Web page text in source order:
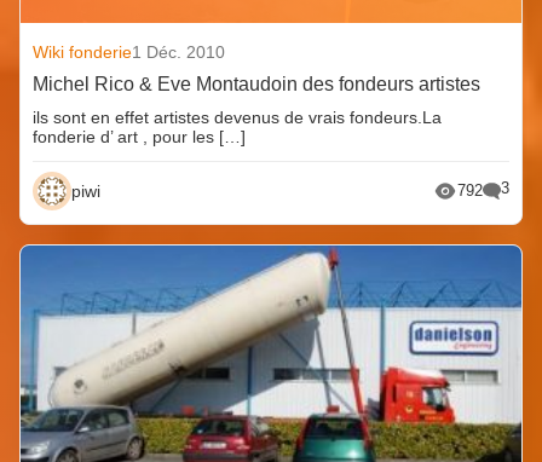
Wiki fonderie1 Déc. 2010
Michel Rico & Eve Montaudoin des fondeurs artistes
ils sont en effet artistes devenus de vrais fondeurs.La
fonderie d’ art , pour les […]
piwi 792 3